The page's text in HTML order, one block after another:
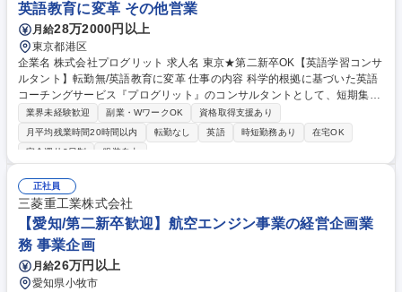
英語教育に変革 その他営業
月給28万2000円以上
東京都港区
企業名 株式会社プログリット 求人名 東京★第二新卒OK【英語学習コンサ
ルタント】転勤無/英語教育に変革 仕事の内容 科学的根拠に基づいた英語
コーチングサービス『プログリット』のコンサルタントとして、短期集中
型でお客様の英語力を向上させ、その後の継続的な学習設計まで提案。
（担当のお客様数10～16名程度/週1回面談実施） 【詳細】(1)正しいトレ
ーニング方法の徹底指導(2)成果を確認するTEST実施(3)モチベの維持・向
イムマネジメント等、効率的な学習サポート。 【やりがい】御用聞きでは
なく、ビジネスの第一線で活躍する顧客に対し、対等な「コーチ」として
指導し、深い信頼関係を築くことができます。顧客から直接感謝されるこ
とで、自身の仕事の価値を強く実感も◎ 募集職種 東京★第二新卒OK【英
語学習コンサルタント】転勤無/英語教育に変革
業界未経験歓迎 副業・WワークOK
資格取得支援あり
月平均残業時間20時間以内
転勤なし 英語 時短勤務あり
在宅OK
完全週休2日制
服装自由
正社員
三菱重工業株式会社
【愛知/第二新卒歓迎】航空エンジン事業の経営企画業
務 事業企画
月給26万円以上
愛知県小牧市